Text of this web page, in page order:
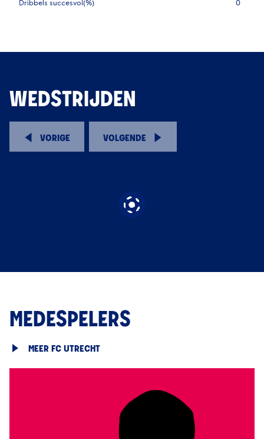
Dribbels succesvol(%) 0
WEDSTRIJDEN
VORIGE VOLGENDE
MEDESPELERS
MEER FC UTRECHT